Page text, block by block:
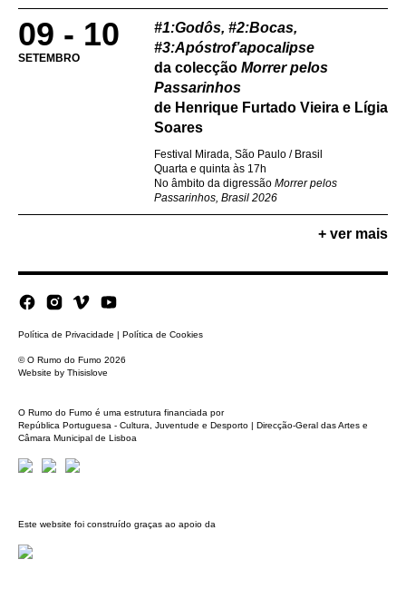
09 - 10
SETEMBRO
#1:Godôs, #2:Bocas,
#3:Apóstrof’apocalipse
da colecção Morrer pelos
Passarinhos
de Henrique Furtado Vieira e Lígia
Soares
Festival Mirada, São Paulo / Brasil
Quarta e quinta às 17h
No âmbito da digressão Morrer pelos
Passarinhos, Brasil 2026
+ ver mais
Política de Privacidade | Política de Cookies
© O Rumo do Fumo 2026
Website by Thisislove
O Rumo do Fumo é uma estrutura financiada por
República Portuguesa - Cultura, Juventude e Desporto | Direcção-Geral das Artes e
Câmara Municipal de Lisboa
Este website foi construído graças ao apoio da